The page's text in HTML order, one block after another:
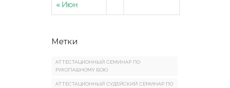
« Июн
Метки
АТТЕСТАЦИОННЫЙ СЕМИНАР ПО
РУКОПАШНОМУ БОЮ
АТТЕСТАЦИОННЫЙ СУДЕЙСКИЙ СЕМИНАР ПО